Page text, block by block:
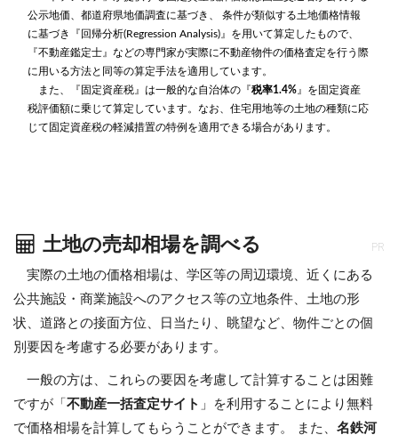
公示地価、都道府県地価調査に基づき、 条件が類似する土地価格情報
に基づき『回帰分析(Regression Analysis)』を用いて算定したもので、
『不動産鑑定士』などの専門家が実際に不動産物件の価格査定を行う際
に用いる方法と同等の算定手法を適用しています。
また、『固定資産税』は一般的な自治体の『税率1.4% 』を固定資産
税評価額に乗じて算定しています。なお、住宅用地等の土地の種類に応
じて固定資産税の軽減措置の特例を適用できる場合があります。
土地の売却相場を調べる PR
実際の土地の価格相場は、学区等の周辺環境、近くにある
公共施設・商業施設へのアクセス等の立地条件、土地の形
状、道路との接面方位、日当たり、眺望など、物件ごとの個
別要因を考慮する必要があります。
一般の方は、これらの要因を考慮して計算することは困難
ですが「 不動産一括査定サイト 」を利用することにより無料
で価格相場を計算してもらうことができます。 また、 名鉄河